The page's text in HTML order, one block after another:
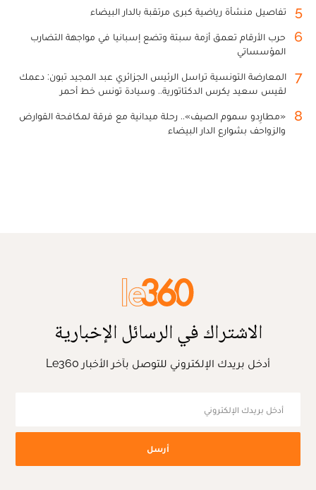
5 تفاصيل منشأة رياضية كبرى مرتقبة بالدار البيضاء
6
حرب الأرقام تعمق أزمة سبتة وتضع إسبانيا في مواجهة التضارب
المؤسساتي
7
المعارضة التونسية تراسل الرئيس الجزائري عبد المجيد تبون: دعمك
لقيس سعيد يكرس الدكتاتورية.. وسيادة تونس خط أحمر
8
«مطارِدو سموم الصيف».. رحلة ميدانية مع فرقة لمكافحة القوارض
والزواحف بشوارع الدار البيضاء
الاشتراك في الرسائل الإخبارية
أدخل بريدك الإلكتروني للتوصل بآخر الأخبار Le360
أرسل